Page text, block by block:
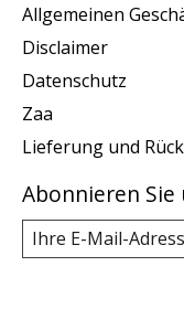
Allgemeinen
Disclaimer
Datenschutz
Zaa
Lieferung und
Abonnieren